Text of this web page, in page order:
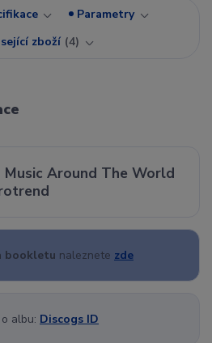
Parametry
zboží 4
Around The World
bookletu naleznete zde
albu: Discogs ID